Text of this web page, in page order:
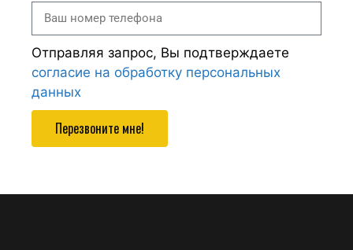
Отправляя запрос, Вы подтверждаете
согласие на обработку персональных
данных
Перезвоните мне!